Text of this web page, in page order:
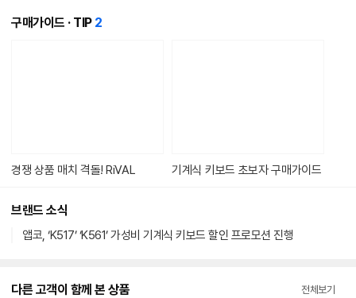
구매가이드 · TIP 2개
경쟁 상품 매치 격돌! RiVAL 기계식 키보드 초보자 구매가이드
브랜드 소식
앱코, ‘K517’ ‘K561’ 가성비 기계식 키보드 할인 프로모션 진행
다른 고객이 함께 본 상품 전체보기